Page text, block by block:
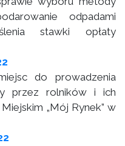
odpadami
stawki opłaty
do prowadzenia
przez rolników i ich
„Mój Rynek” w